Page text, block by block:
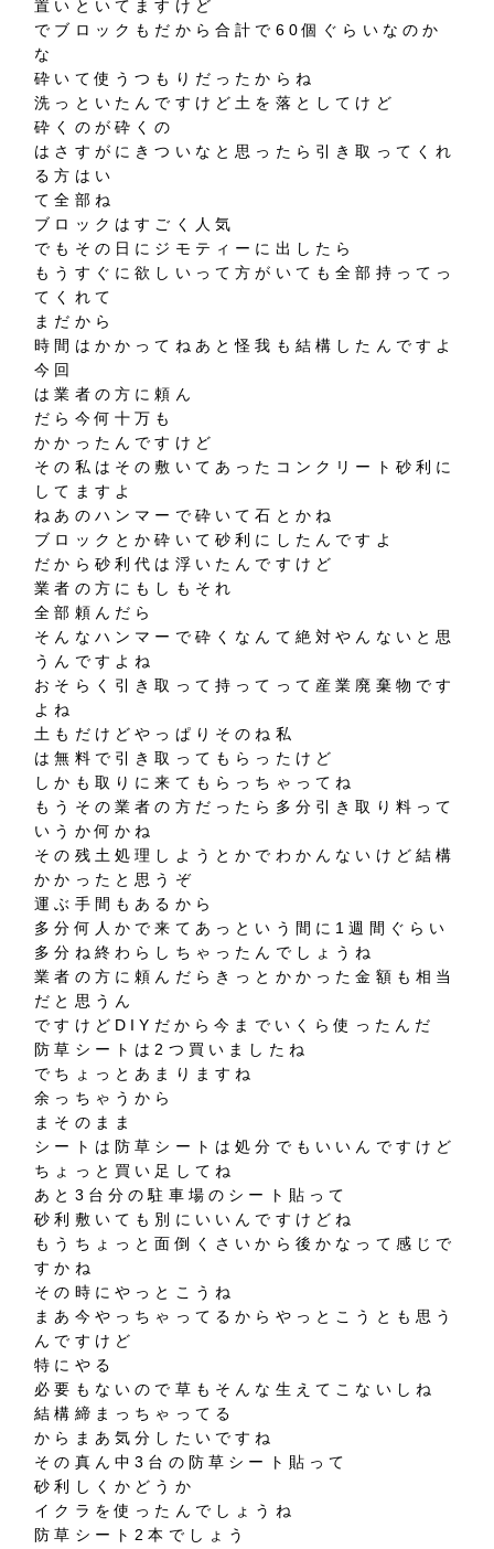
置いといてますけど
でブロックもだから合計で60個ぐらいなのか
な
砕いて使うつもりだったからね
洗っといたんですけど土を落としてけど
砕くのが砕くの
はさすがにきついなと思ったら引き取ってくれ
る方はい
て全部ね
ブロックはすごく人気
でもその日にジモティーに出したら
もうすぐに欲しいって方がいても全部持ってっ
てくれて
まだから
時間はかかってねあと怪我も結構したんですよ
今回
は業者の方に頼ん
だら今何十万も
かかったんですけど
その私はその敷いてあったコンクリート砂利に
してますよ
ねあのハンマーで砕いて石とかね
ブロックとか砕いて砂利にしたんですよ
だから砂利代は浮いたんですけど
業者の方にもしもそれ
全部頼んだら
そんなハンマーで砕くなんて絶対やんないと思
うんですよね
おそらく引き取って持ってって産業廃棄物です
よね
土もだけどやっぱりそのね私
は無料で引き取ってもらったけど
しかも取りに来てもらっちゃってね
もうその業者の方だったら多分引き取り料って
いうか何かね
その残土処理しようとかでわかんないけど結構
かかったと思うぞ
運ぶ手間もあるから
多分何人かで来てあっという間に1週間ぐらい
多分ね終わらしちゃったんでしょうね
業者の方に頼んだらきっとかかった金額も相当
だと思うん
ですけどDIYだから今までいくら使ったんだ
防草シートは2つ買いましたね
でちょっとあまりますね
余っちゃうから
まそのまま
シートは防草シートは処分でもいいんですけど
ちょっと買い足してね
あと3台分の駐車場のシート貼って
砂利敷いても別にいいんですけどね
もうちょっと面倒くさいから後かなって感じで
すかね
その時にやっとこうね
まあ今やっちゃってるからやっとこうとも思う
んですけど
特にやる
必要もないので草もそんな生えてこないしね
結構締まっちゃってる
からまあ気分したいですね
その真ん中3台の防草シート貼って
砂利しくかどうか
イクラを使ったんでしょうね
防草シート2本でしょう